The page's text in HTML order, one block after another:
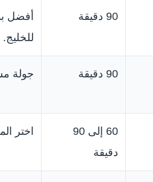
90 دقيقة
أفضل
للخليج.
90 دقيقة جولة
60 إلى 90
دقيقة
اختر